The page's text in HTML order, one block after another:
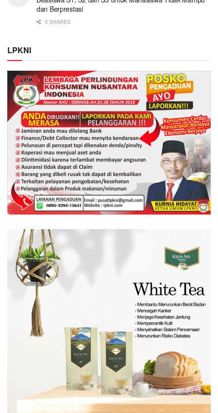
dan Berprestasi
0 SHARES
LPKNI